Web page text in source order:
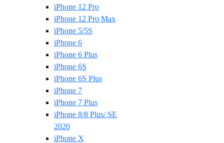
iPhone 12 Pro
iPhone 12 Pro Max
iPhone 5/5S
iPhone 6
iPhone 6 Plus
iPhone 6S
iPhone 6S Plus
iPhone 7
iPhone 7 Plus
iPhone 8/8 Plus/ SE
2020
iPhone X